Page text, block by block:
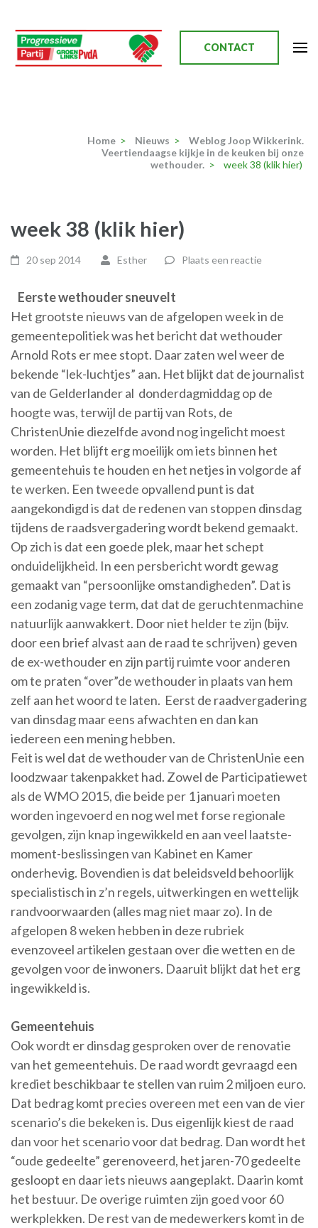
naar
inhoud
(Druk
CONTACT
Home > Nieuws >
Weblog Joop Wikkerink.
Veertiendaagse kijkje in de keuken bij onze
wethouder. > week 38 (klik hier)
week 38 (klik hier)
20 sep 2014 Esther Plaats een reactie
Eerste wethouder sneuvelt
Het grootste nieuws van de afgelopen week in de
gemeentepolitiek was het bericht dat wethouder
Arnold Rots er mee stopt. Daar zaten wel weer de
bekende “lek-luchtjes” aan. Het blijkt dat de journalist
van de Gelderlander al donderdagmiddag op de
hoogte was, terwijl de partij van Rots, de
ChristenUnie diezelfde avond nog ingelicht moest
worden. Het blijft erg moeilijk om iets binnen het
gemeentehuis te houden en het netjes in volgorde af
te werken. Een tweede opvallend punt is dat
aangekondigd is dat de redenen van stoppen dinsdag
tijdens de raadsvergadering wordt bekend gemaakt.
Op zich is dat een goede plek, maar het schept
onduidelijkheid. In een persbericht wordt gewag
gemaakt van “persoonlijke omstandigheden”. Dat is
een zodanig vage term, dat dat de geruchtenmachine
natuurlijk aanwakkert. Door niet helder te zijn (bijv.
door een brief alvast aan de raad te schrijven) geven
de ex-wethouder en zijn partij ruimte voor anderen
om te praten “over”de wethouder in plaats van hem
zelf aan het woord te laten. Eerst de raadvergadering
van dinsdag maar eens afwachten en dan kan
iedereen een mening hebben.
Feit is wel dat de wethouder van de ChristenUnie een
loodzwaar takenpakket had. Zowel de Participatiewet
als de WMO 2015, die beide per 1 januari moeten
worden ingevoerd en nog wel met forse regionale
gevolgen, zijn knap ingewikkeld en aan veel laatste-
moment-beslissingen van Kabinet en Kamer
onderhevig. Bovendien is dat beleidsveld behoorlijk
specialistisch in z’n regels, uitwerkingen en wettelijk
randvoorwaarden (alles mag niet maar zo). In de
afgelopen 8 weken hebben in deze rubriek
evenzoveel artikelen gestaan over die wetten en de
gevolgen voor de inwoners. Daaruit blijkt dat het erg
ingewikkeld is.
Gemeentehuis
Ook wordt er dinsdag gesproken over de renovatie
van het gemeentehuis. De raad wordt gevraagd een
krediet beschikbaar te stellen van ruim 2 miljoen euro.
Dat bedrag komt precies overeen met een van de vier
scenario’s die bekeken is. Dus eigenlijk kiest de raad
dan voor het scenario voor dat bedrag. Dan wordt het
“oude gedeelte” gerenoveerd, het jaren-70 gedeelte
gesloopt en daar iets nieuws aangeplakt. Daarin komt
het bestuur. De overige ruimten zijn goed voor 60
werkplekken. De rest van de medewerkers komt in de